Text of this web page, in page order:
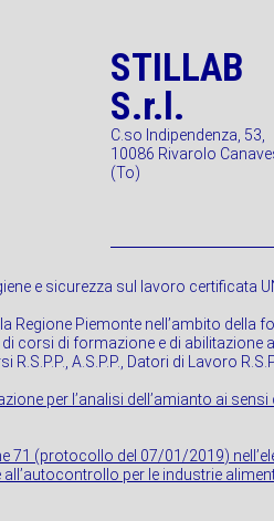
STILLAB
S.r.l.
C.so Indipendenza, 53,
10086 Rivarolo
(To)
e sicurezza sul lavoro certificata
Regione Piemonte nell’ambito della
corsi di formazione e di abilitazione
A.S.P.P., Datori di Lavoro
per l’analisi dell’amianto ai sensi
71 (protocollo del 07/01/2019)
per le industrie